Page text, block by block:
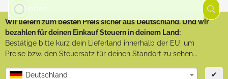
Wir liefern zum besten Preis sicher aus Deutschland. Und wir
bezahlen für deinen Einkauf Steuern in deinem Land:
Bestätige bitte kurz dein Lieferland innerhalb der EU, um
Preise bzw. den Steuersatz für deinen Standort zu sehen...
Deutschland ✔